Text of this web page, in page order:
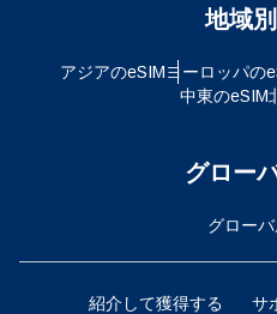
地域
アジアのeSIMヨーロッパの
中東のeSIM
グロー
グロー
紹介して獲得する サ